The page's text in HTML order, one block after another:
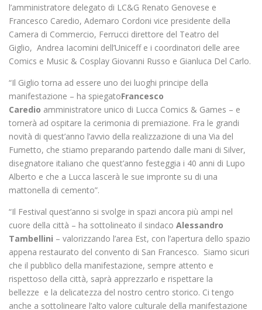
l’amministratore delegato di LC&G Renato Genovese e
Francesco Caredio, Ademaro Cordoni vice presidente della
Camera di Commercio, Ferrucci direttore del Teatro del
Giglio, Andrea Iacomini dell’Uniceff e i coordinatori delle aree
Comics e Music & Cosplay Giovanni Russo e Gianluca Del Carlo.
“Il Giglio torna ad essere uno dei luoghi principe della
manifestazione – ha spiegatoFrancesco
Caredio amministratore unico di Lucca Comics & Games – e
tornerà ad ospitare la cerimonia di premiazione. Fra le grandi
novità di quest’anno l’avvio della realizzazione di una Via del
Fumetto, che stiamo preparando partendo dalle mani di Silver,
disegnatore italiano che quest’anno festeggia i 40 anni di Lupo
Alberto e che a Lucca lascerà le sue impronte su di una
mattonella di cemento”.
“Il Festival quest’anno si svolge in spazi ancora più ampi nel
cuore della città – ha sottolineato il sindaco Alessandro
Tambellini – valorizzando l’area Est, con l’apertura dello spazio
appena restaurato del convento di San Francesco. Siamo sicuri
che il pubblico della manifestazione, sempre attento e
rispettoso della città, saprà apprezzarlo e rispettare la
bellezze e la delicatezza del nostro centro storico. Ci tengo
anche a sottolineare l’alto valore culturale della manifestazione